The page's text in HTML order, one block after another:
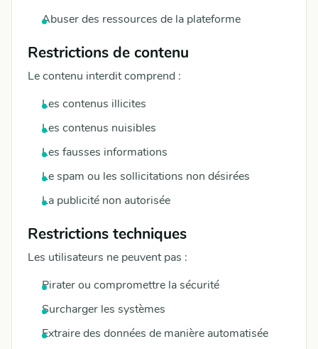
Abuser des ressources de la plateforme
Restrictions de contenu
Le contenu interdit comprend :
Les contenus illicites
Les contenus nuisibles
Les fausses informations
Le spam ou les sollicitations non désirées
La publicité non autorisée
Restrictions techniques
Les utilisateurs ne peuvent pas :
Pirater ou compromettre la sécurité
Surcharger les systèmes
Extraire des données de manière automatisée